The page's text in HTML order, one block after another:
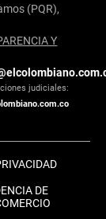
(PQR),
Y
judiciales:
DE